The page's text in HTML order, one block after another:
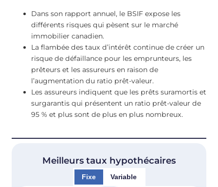
Dans son rapport annuel, le BSIF expose les
différents risques qui pèsent sur le marché
immobilier canadien.
La flambée des taux d’intérêt continue de créer un
risque de défaillance pour les emprunteurs, les
prêteurs et les assureurs en raison de
l’augmentation du ratio prêt-valeur.
Les assureurs indiquent que les prêts suramortis et
surgarantis qui présentent un ratio prêt-valeur de
95 % et plus sont de plus en plus nombreux.
Meilleurs taux hypothécaires
Fixe Variable